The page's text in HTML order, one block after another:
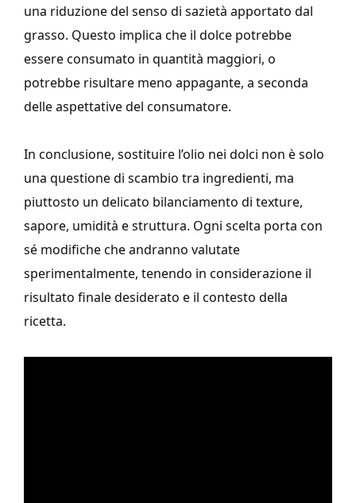
una riduzione del senso di sazietà apportato dal
grasso. Questo implica che il dolce potrebbe
essere consumato in quantità maggiori, o
potrebbe risultare meno appagante, a seconda
delle aspettative del consumatore.
In conclusione, sostituire l’olio nei dolci non è solo
una questione di scambio tra ingredienti, ma
piuttosto un delicato bilanciamento di texture,
sapore, umidità e struttura. Ogni scelta porta con
sé modifiche che andranno valutate
sperimentalmente, tenendo in considerazione il
risultato finale desiderato e il contesto della
ricetta.